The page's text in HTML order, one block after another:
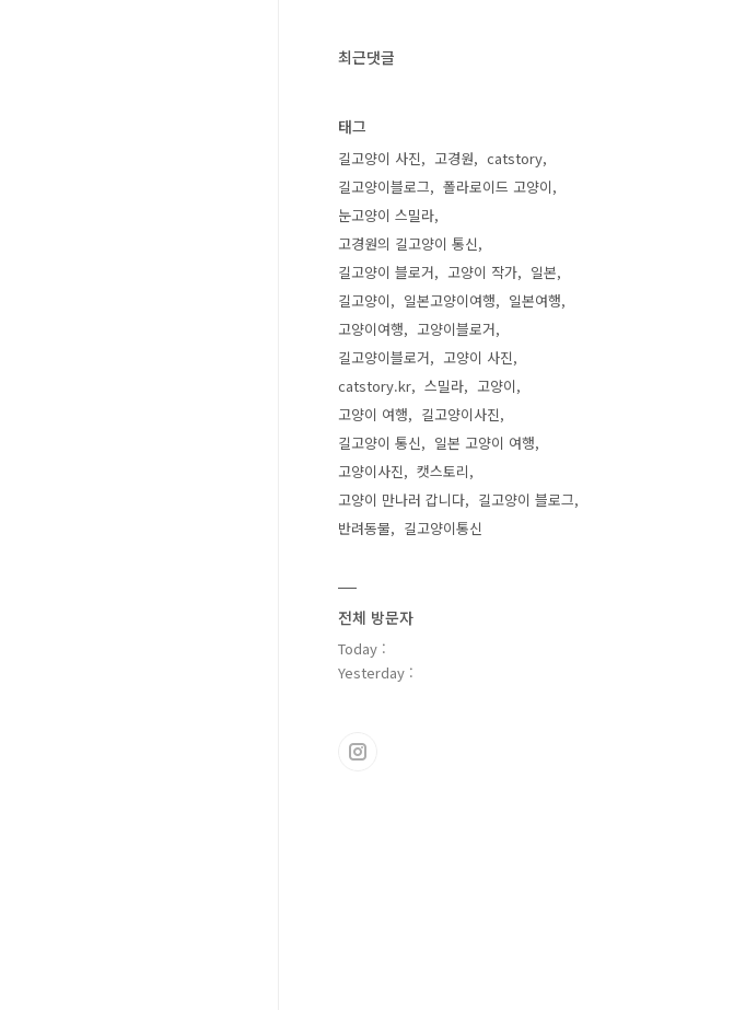
최근댓글
태그
길고양이 사진 고경원
catstory
길고양이블로그
폴라로이드 고양이
눈고양이 스밀라
고경원의 길고양이 통신
길고양이 블로거
고양이 작가
일본
길고양이
일본고양이여행
일본여행
고양이여행
고양이블로거
길고양이블로거
고양이 사진
catstory.kr
스밀라
고양이
고양이 여행
길고양이사진
길고양이 통신
일본 고양이 여행
고양이사진
캣스토리
고양이 만나러 갑니다
길고양이 블로그
반려동물
길고양이통신
전체 방문자
Today :
Yesterday :